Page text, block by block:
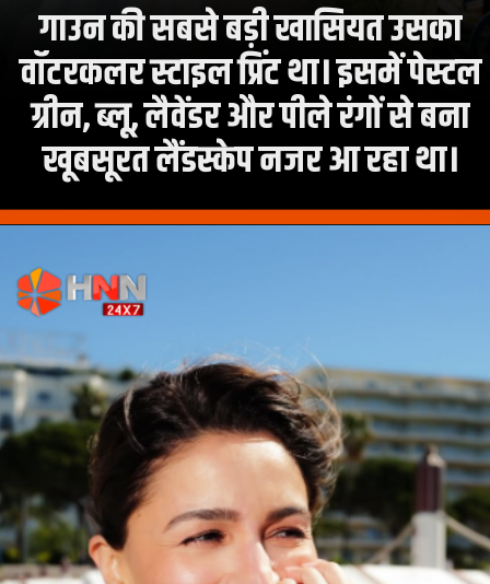
गाउन की सबसे बड़ी खासियत उसका
वॉटरकलर स्टाइल प्रिंट था। इसमें पेस्टल
ग्रीन, ब्लू, लैवेंडर और पीले रंगों से बना
खूबसूरत लैंडस्केप नजर आ रहा था।